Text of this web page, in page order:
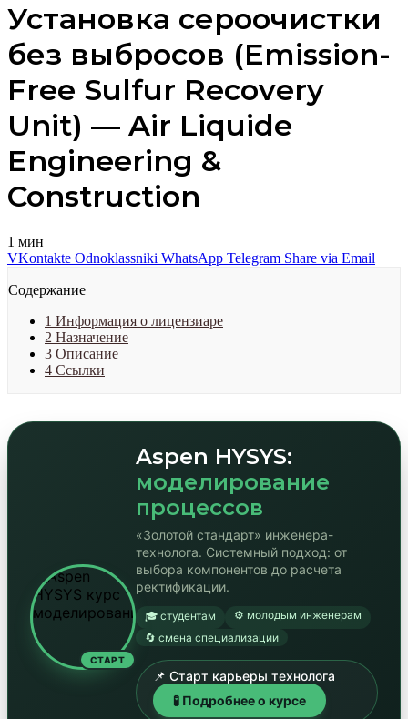
Установка сероочистки
без выбросов (Emission-
Free Sulfur Recovery
Unit) — Air Liquide
Engineering &
Construction
1 мин
VKontakte Odnoklassniki WhatsApp Telegram Share via Email
Содержание
1 Информация о лицензиаре
2 Назначение
3 Описание
4 Ссылки
СТАРТ
Aspen HYSYS:
моделирование
процессов
«Золотой стандарт» инженера-
технолога. Системный подход: от
выбора компонентов до расчета
ректификации.
🎓 студентам
⚙️ молодым инженерам
🔄 смена специализации
📌 Старт карьеры технолога
🧪 Подробнее о курсе